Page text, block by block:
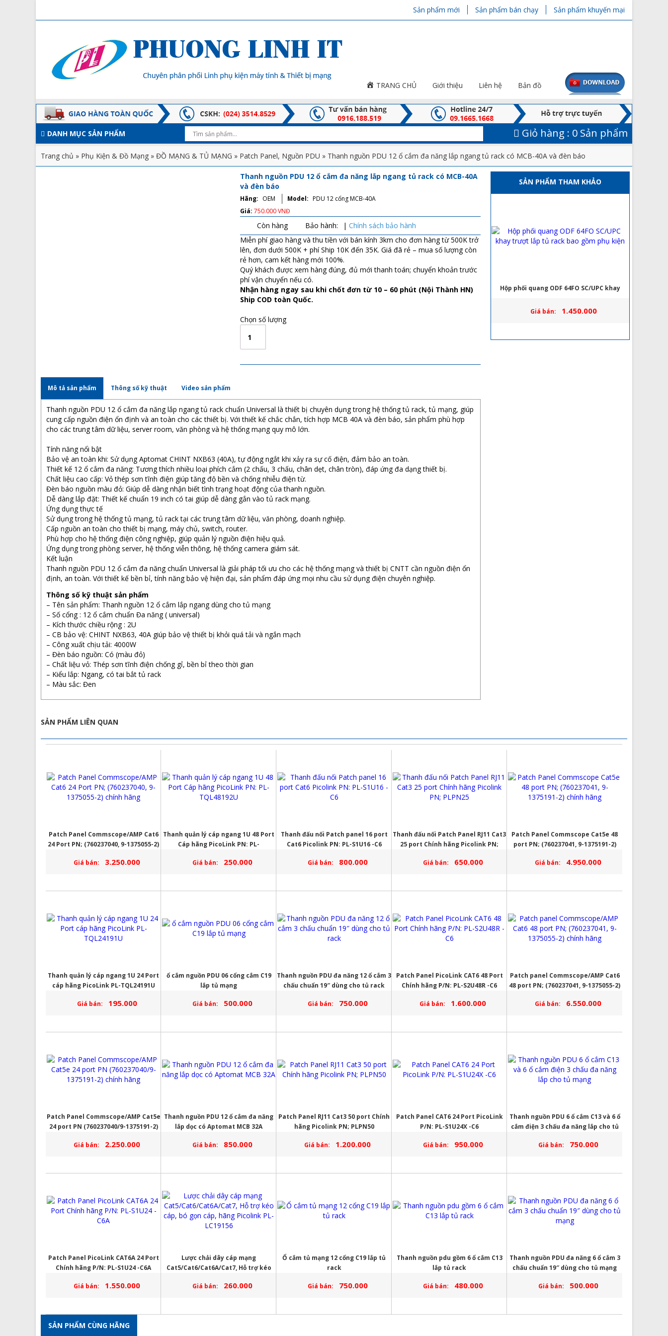
Sản phẩm mới Sản phẩm bán chạy Sản phẩm khuyến mại
TRANG CHỦ Giới thiệu Liên hệ Bản đồ
DANH MỤC SẢN PHẨM Giỏ hàng : 0 Sản phẩm
Trang chủ » Phụ Kiện & Đồ Mạng » ĐỒ MẠNG & TỦ MẠNG » Patch Panel, Nguồn PDU » Thanh nguồn PDU 12 ổ cắm đa năng lắp ngang tủ rack có MCB-40A và đèn báo
Thanh nguồn PDU 12 ổ cắm đa năng lắp ngang tủ rack có MCB-40A
và đèn báo
Hãng: OEM Model: PDU 12 cổng MCB-40A
Giá:750.000 VNĐ
Còn hàng Bảo hành: |Chính sách bảo hành
SẢN PHẨM THAM KHẢO
Hộp phối quang ODF 64FO SC/UPC khay
trượt lắp tủ rack bao gồm phụ kiện
Giá bán: 1.450.000
Miễn phí giao hàng và thu tiền với bán kính 3km cho đơn hàng từ 500K trở
lên, đơn dưới 500K + phí Ship 10K đến 35K. Giá đã rẻ – mua số lượng còn
rẻ hơn, cam kết hàng mới 100%.
Quý khách được xem hàng đúng, đủ mới thanh toán; chuyển khoản trước
phí vận chuyển nếu có.
Nhận hàng ngay sau khi chốt đơn từ 10 – 60 phút (Nội Thành HN)
Ship COD toàn Quốc.
Chọn số lượng
Mô tả sản phẩm Thông số kỹ thuật Video sản phẩm
Thanh nguồn PDU 12 ổ cắm đa năng lắp ngang tủ rack chuẩn Universal là thiết bị chuyên dụng trong hệ thống tủ rack, tủ mạng, giúp
cung cấp nguồn điện ổn định và an toàn cho các thiết bị. Với thiết kế chắc chắn, tích hợp MCB 40A và đèn báo, sản phẩm phù hợp
cho các trung tâm dữ liệu, server room, văn phòng và hệ thống mạng quy mô lớn.
Tính năng nổi bật
Bảo vệ an toàn khi: Sử dụng Aptomat CHINT NXB63 (40A), tự động ngắt khi xảy ra sự cố điện, đảm bảo an toàn.
Thiết kế 12 ổ cắm đa năng: Tương thích nhiều loại phích cắm (2 chấu, 3 chấu, chân dẹt, chân tròn), đáp ứng đa dạng thiết bị.
Chất liệu cao cấp: Vỏ thép sơn tĩnh điện giúp tăng độ bền và chống nhiễu điện từ.
Đèn báo nguồn màu đỏ: Giúp dễ dàng nhận biết tình trạng hoạt động của thanh nguồn.
Dễ dàng lắp đặt: Thiết kế chuẩn 19 inch có tai giúp dễ dàng gắn vào tủ rack mạng.
Ứng dụng thực tế
Sử dụng trong hệ thống tủ mạng, tủ rack tại các trung tâm dữ liệu, văn phòng, doanh nghiệp.
Cấp nguồn an toàn cho thiết bị mạng, máy chủ, switch, router.
Phù hợp cho hệ thống điện công nghiệp, giúp quản lý nguồn điện hiệu quả.
Ứng dụng trong phòng server, hệ thống viễn thông, hệ thống camera giám sát.
Kết luận
Thanh nguồn PDU 12 ổ cắm đa năng chuẩn Universal là giải pháp tối ưu cho các hệ thống mạng và thiết bị CNTT cần nguồn điện ổn
định, an toàn. Với thiết kế bền bỉ, tính năng bảo vệ hiện đại, sản phẩm đáp ứng mọi nhu cầu sử dụng điện chuyên nghiệp.
Thông số kỹ thuật sản phẩm
– Tên sản phẩm: Thanh nguồn 12 ổ cắm lắp ngang dùng cho tủ mạng
– Số cổng : 12 ổ cắm chuẩn Đa năng ( universal)
– Kích thước chiều rộng : 2U
– CB bảo vệ: CHINT NXB63, 40A giúp bảo vệ thiết bị khỏi quá tải và ngắn mạch
– Công xuất chịu tải: 4000W
– Đèn báo nguồn: Có (màu đỏ)
– Chất liệu vỏ: Thép sơn tĩnh điện chống gỉ, bền bỉ theo thời gian
– Kiểu lắp: Ngang, có tai bắt tủ rack
– Màu sắc: Đen
SẢN PHẨM LIÊN QUAN
Patch Panel Commscope/AMP Cat6
24 Port PN; (760237040, 9-1375055-2)
Giá bán:
3.250.000
Thanh quản lý cáp ngang 1U 48 Port
Cáp hãng PicoLink PN: PL-
Giá bán:
250.000
Thanh đấu nối Patch panel 16 port
Cat6 Picolink PN: PL-S1U16 -C6
Giá bán: 800.000
Thanh đấu nối Patch Panel RJ11 Cat3
25 port Chính hãng Picolink PN;
Giá bán:
650.000
Patch Panel Commscope Cat5e 48
port PN; (760237041, 9-1375191-2)
Giá bán:
4.950.000
Thanh quản lý cáp ngang 1U 24 Port
cáp hãng PicoLink PL-TQL24191U
Giá bán: 195.000
ổ cắm nguồn PDU 06 cổng cắm C19
lắp tủ mạng
Giá bán: 500.000
Thanh nguồn PDU đa năng 12 ổ cắm 3
chấu chuẩn 19″ dùng cho tủ rack
Giá bán: 750.000
Patch Panel PicoLink CAT6 48 Port
Chính hãng P/N: PL-S2U48R -C6
Giá bán: 1.600.000
Patch panel Commscope/AMP Cat6
48 port PN; (760237041, 9-1375055-2)
Giá bán:
6.550.000
Patch Panel Commscope/AMP Cat5e
24 port PN (760237040/9-1375191-2)
Giá bán:
2.250.000
Thanh nguồn PDU 12 ổ cắm đa năng
lắp dọc có Aptomat MCB 32A
Giá bán: 850.000
Patch Panel RJ11 Cat3 50 port Chính
hãng Picolink PN; PLPN50
Giá bán: 1.200.000
Patch Panel CAT6 24 Port PicoLink
P/N: PL-S1U24X -C6
Giá bán: 950.000
Thanh nguồn PDU 6 ổ cắm C13 và 6 ổ
cắm điện 3 chấu đa năng lắp cho tủ
Giá bán:
750.000
Patch Panel PicoLink CAT6A 24 Port
Chính hãng P/N: PL-S1U24 -C6A
Giá bán: 1.550.000
Lược chải dây cáp mạng
Cat5/Cat6/Cat6A/Cat7, Hỗ trợ kéo
LC19156
Giá bán: 260.000
Ổ cắm tủ mạng 12 cổng C19 lắp tủ
rack
Giá bán: 750.000
Thanh nguồn pdu gồm 6 ổ cắm C13
lắp tủ rack
Giá bán: 480.000
Thanh nguồn PDU đa năng 6 ổ cắm 3
chấu chuẩn 19″ dùng cho tủ mạng
Giá bán: 500.000
SẢN PHẨM CÙNG HÃNG